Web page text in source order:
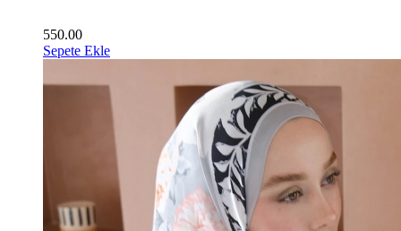
550.00
Sepete Ekle